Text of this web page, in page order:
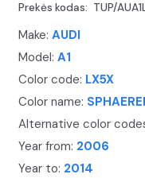
Prekės kodas: TUP/
Make: AUDI
Model: A1
Color code: LX5X
Color name:
Alternative color
Year from: 2006
Year to: 2014